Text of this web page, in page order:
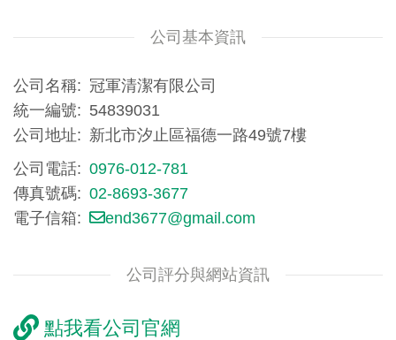
公司基本資訊
公司名稱
冠軍清潔有限公司
統一編號
54839031
公司地址
新北市汐止區福德一路49號7樓
公司電話
0976-012-781
傳真號碼
02-8693-3677
電子信箱
end3677@gmail.com
公司評分與網站資訊
點我看公司官網